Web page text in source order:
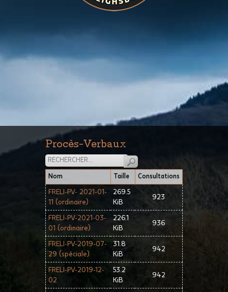
Procès-Verbaux
Nom Taille Consultations
FRELI-PV- 2021-01-
11 (ordinaire)
269.5
KiB
923
FRELI-PV-2021-03-
01 (ordinaire)
226.1
KiB
936
FRELI-PV-2019-07-
29 (spéciale)
31.8
KiB
942
FRELI-PV-2019-12-
02
53.2
KiB
942